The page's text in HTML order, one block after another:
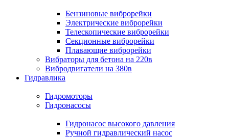
Бензиновые виброрейки
Электрические виброрейки
Телескопические виброрейки
Секционные виброрейки
Плавающие виброрейки
Вибраторы для бетона на 220в
Вибродвигатели на 380в
Гидравлика
Гидромоторы
Гидронасосы
Гидронасос высокого давления
Ручной гидравлический насос